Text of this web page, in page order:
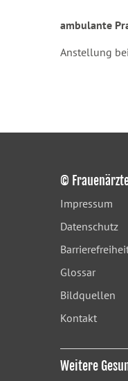
ambulante
Anstellung
©
Impressum
Datenschutz
Glossar
Bildquellen
Kontakt
Weitere